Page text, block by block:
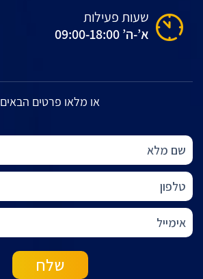
שעות פעילות
א’-ה’ 09:00-18:00
או מלאו פרטים הבאים